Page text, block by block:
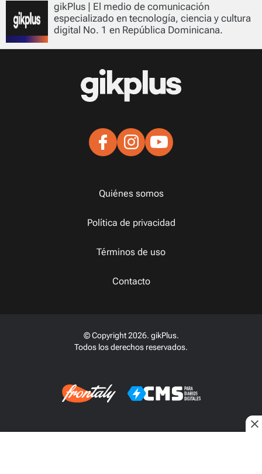
gikPlus | El medio de comunicación
especializado en tecnología, ciencia y cultura
digital No. 1 en República Dominicana.
Quiénes somos
Política de privacidad
Términos de uso
Contacto
© Copyright 2026. gikPlus.
Todos los derechos reservados.